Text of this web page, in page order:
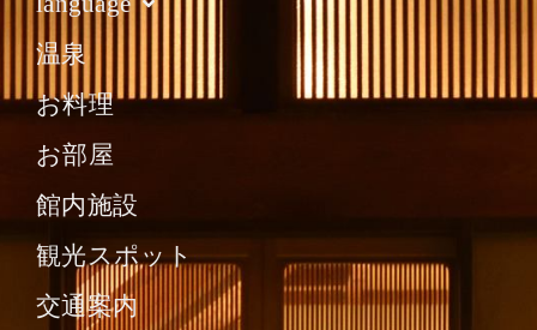
温泉
お料理
お部屋
館内施設
観光スポット
交通案内